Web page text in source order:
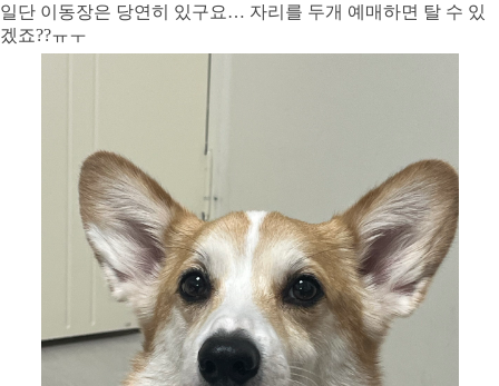
일단 이동장은 당연히 있구요… 자리를 두개 예매하면 탈 수 있
겠죠??ㅠㅜ